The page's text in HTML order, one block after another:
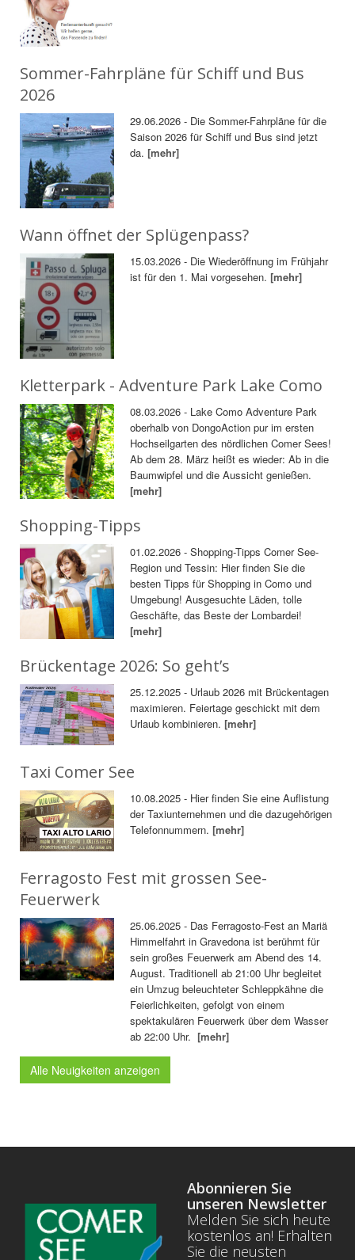
Sommer-Fahrpläne für Schiff und Bus
2026
29.06.2026 - Die Sommer-Fahrpläne für die
Saison 2026 für Schiff und Bus sind jetzt
da.[mehr]
Wann öffnet der Splügenpass?
15.03.2026 - Die Wiederöffnung im Frühjahr
ist für den 1. Mai vorgesehen.[mehr]
Kletterpark - Adventure Park Lake Como
08.03.2026 - Lake Como Adventure Park
oberhalb von DongoAction pur im ersten
Hochseilgarten des nördlichen Comer Sees!
Ab dem 28. März heißt es wieder: Ab in die
Baumwipfel und die Aussicht genießen.
[mehr]
Shopping-Tipps
01.02.2026 - Shopping-Tipps Comer See-
Region und Tessin: Hier finden Sie die
besten Tipps für Shopping in Como und
Umgebung! Ausgesuchte Läden, tolle
Geschäfte, das Beste der Lombardei!
[mehr]
Brückentage 2026: So geht’s
25.12.2025 - Urlaub 2026 mit Brückentagen
maximieren. Feiertage geschickt mit dem
Urlaub kombinieren.[mehr]
Taxi Comer See
10.08.2025 - Hier finden Sie eine Auflistung
der Taxiunternehmen und die dazugehörigen
Telefonnummern.[mehr]
Ferragosto Fest mit grossen See-
Feuerwerk
25.06.2025 - Das Ferragosto-Fest an Mariä
Himmelfahrt in Gravedona ist berühmt für
sein großes Feuerwerk am Abend des 14.
August. Traditionell ab 21:00 Uhr begleitet
ein Umzug beleuchteter Schleppkähne die
Feierlichkeiten, gefolgt von einem
spektakulären Feuerwerk über dem Wasser
ab 22:00 Uhr.[mehr]
Alle Neuigkeiten anzeigen
Abonnieren Sie
unseren Newsletter
Melden Sie sich heute
kostenlos an! Erhalten
Sie die neusten